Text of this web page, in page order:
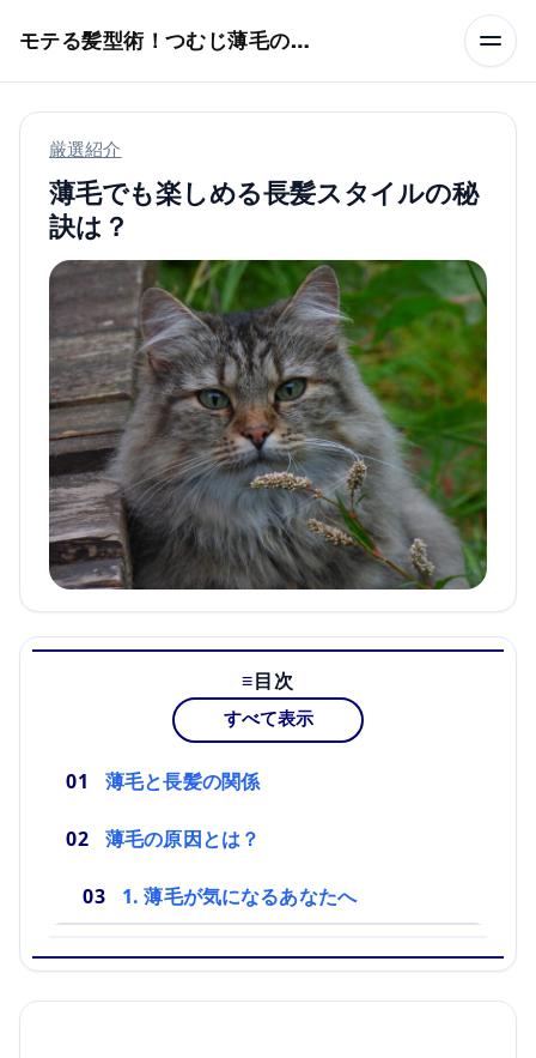
モテる髪型術！つむじ薄毛の隠し方
厳選紹介
薄毛でも楽しめる長髪スタイルの秘
訣は？
目次
すべて表示
薄毛と長髪の関係
薄毛の原因とは？
1. 薄毛が気になるあなたへ